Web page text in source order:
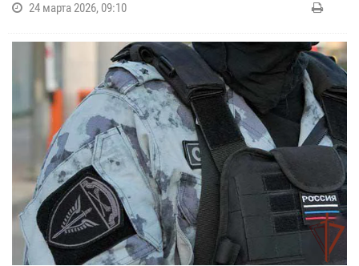
24 марта 2026, 09:10